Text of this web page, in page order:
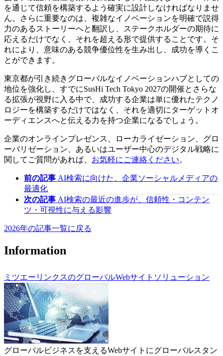
を通じて信頼を構築するよう確実に設計しなければなりませ
ん。さらに重要なのは、複雑なイノベーションを明確で説得
力のあるストーリーへと翻訳し、ステークホルダーの期待に
応えるだけでなく、それを超える形で提供することです。そ
れにより、意味のある競争優位性を生み出し、成功を導くこ
とができます。
東京都が引き続きグローバルなイノベーションハブとしての
地位を強化し、すでにSusHi Tech Tokyo 2027の開催とさらな
る拡張が視野に入る中で、成功する企業は単に優れたテクノ
ロジーを構築するだけではなく、それを適切にターゲットオ
ーディエンスへと伝える力を持つ企業になるでしょう。
企業のオンラインプレゼンス、ローカライゼーション、グロ
ーバリゼーション、あるいはユーザー中心のデジタル戦略に
関してご質問があれば、 お気軽にご連絡ください。
前の記事 AI検索に向けた、企業ソーシャルメディアの
最適化
次の記事 AI検索の最近の進歩が、信頼性・コンテン
ツ・可視性に与える影響
2026年の記事一覧に戻る
Information
ミツエーリンクスのグローバルWebサイトソリューション
グローバルビジネスを支えるWebサイトにグローバルスタン